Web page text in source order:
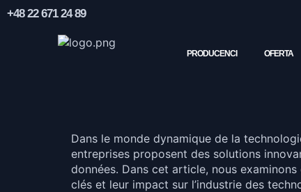
+48 22 671 24 89
PRODUCENCI OFERTA
Dans le monde dynamique de la
entreprises proposent des solutions
données. Dans cet article, nous
clés et leur impact sur l’industrie des